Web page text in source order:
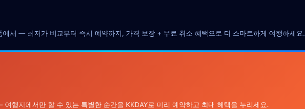
서 — 최저가 비교부터 즉시 예약까지, 가격 보장 + 무료 취소 혜택으로 더 스마트하게 여행하세요.
행지에서만 할 수 있는 특별한 순간을 KKDAY로 미리 예약하고 최대 혜택을 누리세요.